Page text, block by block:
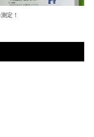
定！